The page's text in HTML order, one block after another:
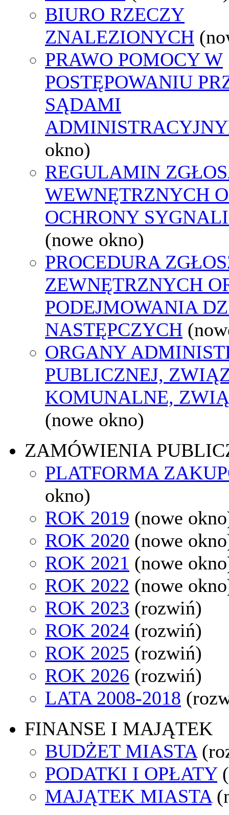
BIURO RZECZY
ZNALEZIONYCH
PRAWO POMOCY W
POSTĘPOWANIU
SĄDAMI
okno)
REGULAMIN
WEWNĘTRZNYCH
OCHRONY
(nowe okno)
PROCEDURA
ZEWNĘTRZNYCH
PODEJMOWANIA
NASTĘPCZYCH
ORGANY
PUBLICZNEJ,
KOMUNALNE,
(nowe okno)
ZAMÓWIENIA
PLATFORMA
okno)
ROK 2019 (nowe
ROK 2020 (nowe
ROK 2021 (nowe
ROK 2022 (nowe
ROK 2023 (rozwiń)
ROK 2024 (rozwiń)
ROK 2025 (rozwiń)
ROK 2026 (rozwiń)
LATA 2008-2018
FINANSE I MAJĄTEK
BUDŻET MIASTA
PODATKI I OPŁATY
MAJĄTEK MIASTA